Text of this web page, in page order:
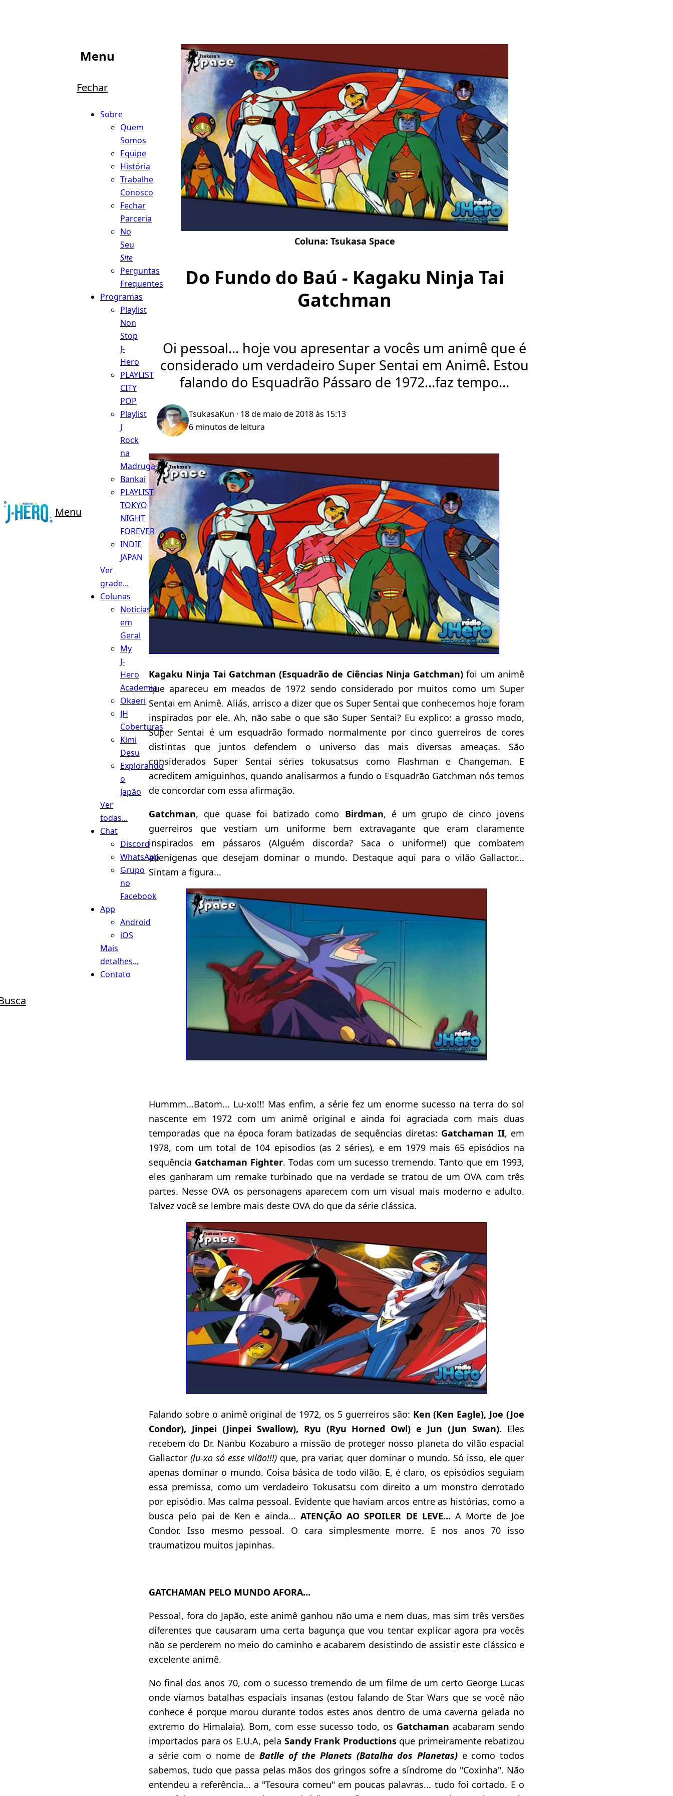
Menu
Menu
Fechar
Sobre
Quem
Somos
Equipe
História
Trabalhe
Conosco
Fechar
Parceria
No
Seu
Site
Perguntas
Frequentes
Programas
Playlist
Non
Stop
J-
Hero
PLAYLIST
CITY
POP
Playlist
J
Rock
na
Madruga
Bankai
PLAYLIST
TOKYO
NIGHT
FOREVER
INDIE
JAPAN
Ver
grade...
Colunas
Notícias
em
Geral
My
J-
Hero
Academia
Okaeri
JH
Coberturas
Kimi
Desu
Explorando
o
Japão
Ver
todas...
Chat
Discord
WhatsApp
Grupo
no
Facebook
App
Android
iOS
Mais
detalhes...
Contato
Coluna: Tsukasa Space
Do Fundo do Baú - Kagaku Ninja Tai
Gatchman
Oi pessoal... hoje vou apresentar a vocês um animê que é
considerado um verdadeiro Super Sentai em Animê. Estou
falando do Esquadrão Pássaro de 1972...faz tempo...
TsukasaKun · 18 de maio de 2018 às 15:13
6 minutos de leitura
Kagaku Ninja Tai Gatchman (Esquadrão de Ciências Ninja Gatchman)foi um animê
que apareceu em meados de 1972 sendo considerado por muitos como um Super
Sentai em Animê. Aliás, arrisco a dizer que os Super Sentai que conhecemos hoje foram
inspirados por ele. Ah, não sabe o que são Super Sentai? Eu explico: a grosso modo,
Super Sentai é um esquadrão formado normalmente por cinco guerreiros de cores
distintas que juntos defendem o universo das mais diversas ameaças. São
considerados Super Sentai séries tokusatsus como Flashman e Changeman. E
acreditem amiguinhos, quando analisarmos a fundo o Esquadrão Gatchman nós temos
de concordar com essa afirmação.
Gatchman, que quase foi batizado como Birdman, é um grupo de cinco jovens
guerreiros que vestiam um uniforme bem extravagante que eram claramente
inspirados em pássaros (Alguém discorda? Saca o uniforme!) que combatem
alienígenas que desejam dominar o mundo. Destaque aqui para o vilão Gallactor...
Sintam a figura...
Hummm...Batom... Lu-xo!!! Mas enfim, a série fez um enorme sucesso na terra do sol
nascente em 1972 com um animê original e ainda foi agraciada com mais duas
temporadas que na época foram batizadas de sequências diretas: Gatchaman II, em
1978, com um total de 104 episodios (as 2 séries), e em 1979 mais 65 episódios na
sequência Gatchaman Fighter. Todas com um sucesso tremendo. Tanto que em 1993,
eles ganharam um remake turbinado que na verdade se tratou de um OVA com três
partes. Nesse OVA os personagens aparecem com um visual mais moderno e adulto.
Talvez você se lembre mais deste OVA do que da série clássica.
Falando sobre o animê original de 1972, os 5 guerreiros são: Ken (Ken Eagle), Joe (Joe
Condor), Jinpei (Jinpei Swallow), Ryu (Ryu Horned Owl) e Jun (Jun Swan). Eles
recebem do Dr. Nanbu Kozaburo a missão de proteger nosso planeta do vilão espacial
Gallactor(lu-xo só esse vilão!!!) que, pra variar, quer dominar o mundo. Só isso, ele quer
apenas dominar o mundo. Coisa básica de todo vilão. E, é claro, os episódios seguiam
essa premissa, como um verdadeiro Tokusatsu com direito a um monstro derrotado
por episódio. Mas calma pessoal. Evidente que haviam arcos entre as histórias, como a
busca pelo pai de Ken e ainda... ATENÇÃO AO SPOILER DE LEVE...A Morte de Joe
Condor. Isso mesmo pessoal. O cara simplesmente morre. E nos anos 70 isso
traumatizou muitos japinhas.
GATCHAMAN PELO MUNDO AFORA...
Pessoal, fora do Japão, este animê ganhou não uma e nem duas, mas sim três versões
diferentes que causaram uma certa bagunça que vou tentar explicar agora pra vocês
não se perderem no meio do caminho e acabarem desistindo de assistir este clássico e
excelente animê.
No final dos anos 70, com o sucesso tremendo de um filme de um certo George Lucas
onde víamos batalhas espaciais insanas (estou falando de Star Wars que se você não
conhece é porque morou durante todos estes anos dentro de uma caverna gelada no
extremo do Himalaia). Bom, com esse sucesso todo, os Gatchaman acabaram sendo
importados para os E.U.A, pela Sandy Frank Productions que primeiramente rebatizou
a série com o nome de Batlle of the Planets (Batalha dos Planetas) e como todos
sabemos, tudo que passa pelas mãos dos gringos sofre a síndrome do "Coxinha". Não
entendeu a referência... a "Tesoura comeu" em poucas palavras... tudo foi cortado. E o